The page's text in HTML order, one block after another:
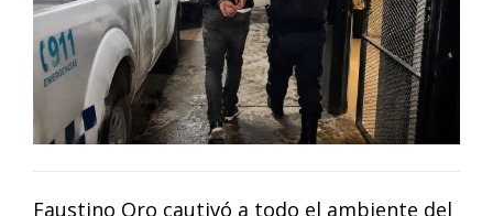
Faustino Oro cautivó a todo el ambiente del